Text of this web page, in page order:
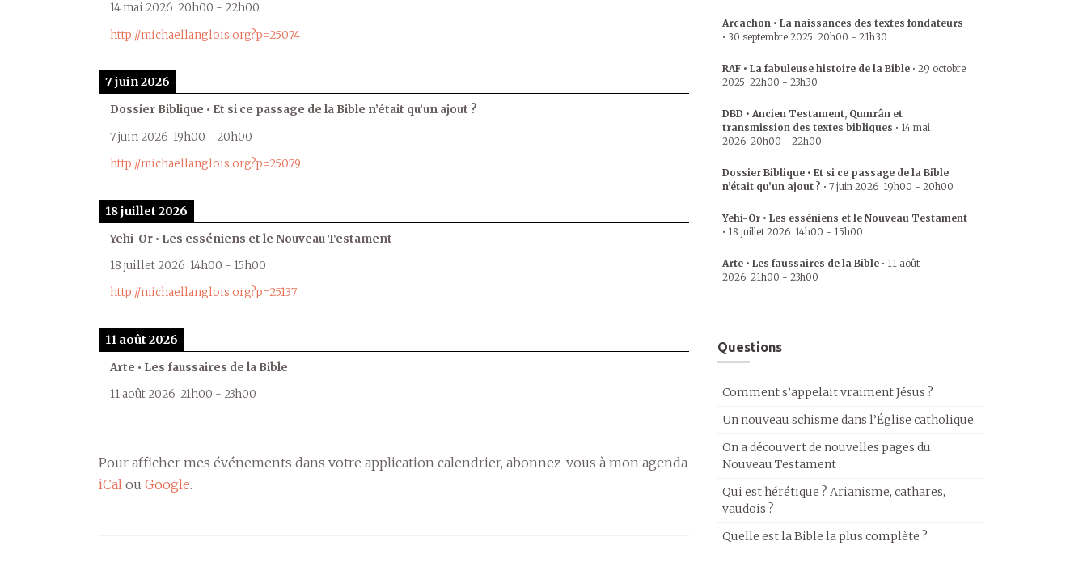
14 mai 2026 20h00 - 22h00
http://michaellanglois.org?p=25074
7 juin 2026
Dossier Biblique • Et si ce passage de la Bible n’était qu’un ajout ?
7 juin 2026 19h00 - 20h00
http://michaellanglois.org?p=25079
18 juillet 2026
Yehi-Or • Les esséniens et le Nouveau Testament
18 juillet 2026 14h00 - 15h00
http://michaellanglois.org?p=25137
11 août 2026
Arte • Les faussaires de la Bible
11 août 2026 21h00 - 23h00
Pour afficher mes événements dans votre application calendrier, abonnez-vous à mon agenda
iCal ou Google.
Arcachon • La naissances des textes fondateurs
• 30 septembre 2025 20h00 - 21h30
RAF • La fabuleuse histoire de la Bible • 29 octobre
2025 22h00 - 23h30
DBD • Ancien Testament, Qumrân et
transmission des textes bibliques • 14 mai
2026 20h00 - 22h00
Dossier Biblique • Et si ce passage de la Bible
n’était qu’un ajout ? • 7 juin 2026 19h00 - 20h00
Yehi-Or • Les esséniens et le Nouveau Testament
• 18 juillet 2026 14h00 - 15h00
Arte • Les faussaires de la Bible • 11 août
2026 21h00 - 23h00
Questions
Comment s’appelait vraiment Jésus ?
Un nouveau schisme dans l’Église catholique
On a découvert de nouvelles pages du
Nouveau Testament
Qui est hérétique ? Arianisme, cathares,
vaudois ?
Quelle est la Bible la plus complète ?